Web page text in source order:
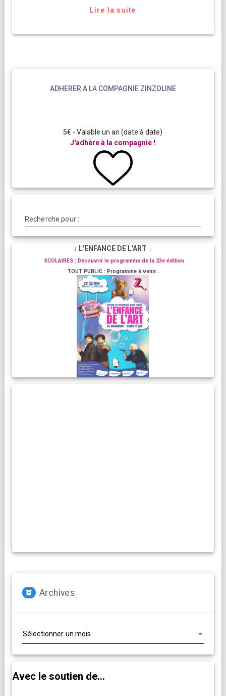
Lire la suite
ADHERER A LA COMPAGNIE ZINZOLINE
5€ - Valable un an (date à date)
J'adhère à la compagnie !
Recherche pour :
↓ L'ENFANCE DE L'ART ↓
SCOLAIRES : Découvrir le programme de la 23e édition
TOUT PUBLIC : Programme à venir...
Archives
Avec le soutien de...